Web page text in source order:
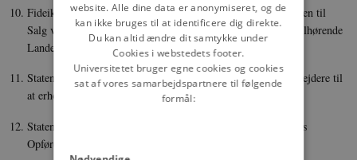
Fideikommisser[1]og Præstegaardsjorder inddrages, og an­den til
Salg værende Landejendom købes af Staten. Ved de Staten tilhørende
Landejendomme tilstræbes Fællesdrift under Statens Tilsyn.
Staten organiserer billig Adgang for jordbesiddende Landarbejdere til
at erholde fornøden Driftskapital.
Staten fører Tilsyn med private Fæste-, Leje- og Tyende­huses
Opførelse, Indretning og Benyttelse.
website. Alle dine data er anonymiseret, og de
kan ikke bruges til at identificere dig direkte.
Du kan altid ændre dit samtykke under
Cookies i webstedets footer.
Universitetet bruger egne cookies og cookies
sat af vores samarbejdspartnere til følgende
formål: